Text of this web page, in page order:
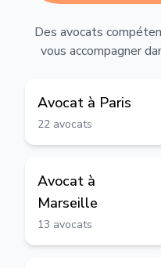
Des avocats
vous accompagner
Avocat à Paris
22 avocats
Avocat à
Marseille
13 avocats